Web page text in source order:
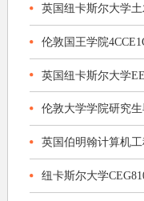
英国纽卡斯尔大学土
伦敦国王学院
英国纽卡斯尔大学
伦敦大学学院研究
英国伯明翰计算机
纽卡斯尔大学